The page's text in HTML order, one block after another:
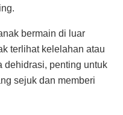
bermain di luar
terlihat kelelahan atau
dehidrasi, penting untuk
sejuk dan memberi